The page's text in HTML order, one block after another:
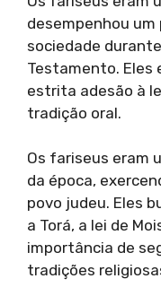
desempenhou
sociedade
Testamento. Eles
estrita adesão à
tradição oral.
Os fariseus eram
da época,
povo judeu. Eles
a Torá, a lei de
importância de
tradições